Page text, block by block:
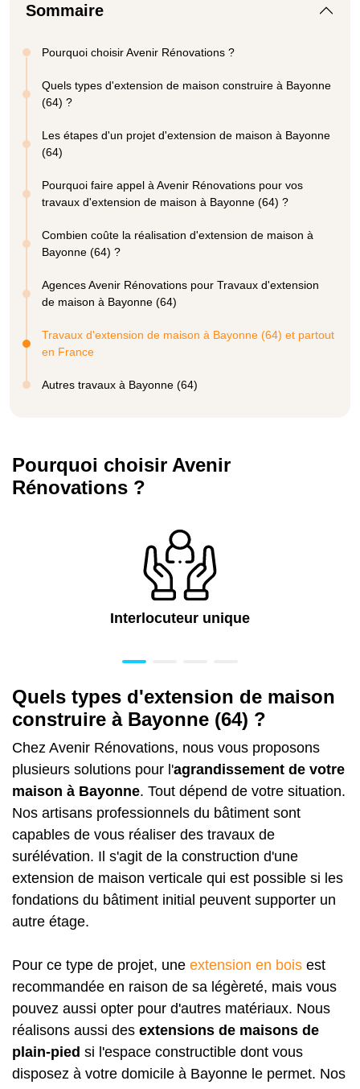
Sommaire
Pourquoi choisir Avenir Rénovations ?
Quels types d'extension de maison construire à Bayonne
(64) ?
Les étapes d'un projet d'extension de maison à Bayonne
(64)
Pourquoi faire appel à Avenir Rénovations pour vos
travaux d'extension de maison à Bayonne (64) ?
Combien coûte la réalisation d'extension de maison à
Bayonne (64) ?
Agences Avenir Rénovations pour Travaux d'extension
de maison à Bayonne (64)
Travaux d'extension de maison à Bayonne (64) et partout
en France
Autres travaux à Bayonne (64)
Pourquoi choisir Avenir
Rénovations ?
Interlocuteur unique
Quels types d'extension de maison
construire à Bayonne (64) ?
Chez Avenir Rénovations, nous vous proposons
plusieurs solutions pour l'agrandissement de votre
maison à Bayonne. Tout dépend de votre situation.
Nos artisans professionnels du bâtiment sont
capables de vous réaliser des travaux de
surélévation. Il s'agit de la construction d'une
extension de maison verticale qui est possible si les
fondations du bâtiment initial peuvent supporter un
autre étage.
Pour ce type de projet, une extension en bois est
recommandée en raison de sa légèreté, mais vous
pouvez aussi opter pour d'autres matériaux. Nous
réalisons aussi des extensions de maisons de
plain-pied si l'espace constructible dont vous
disposez à votre domicile à Bayonne le permet. Nos